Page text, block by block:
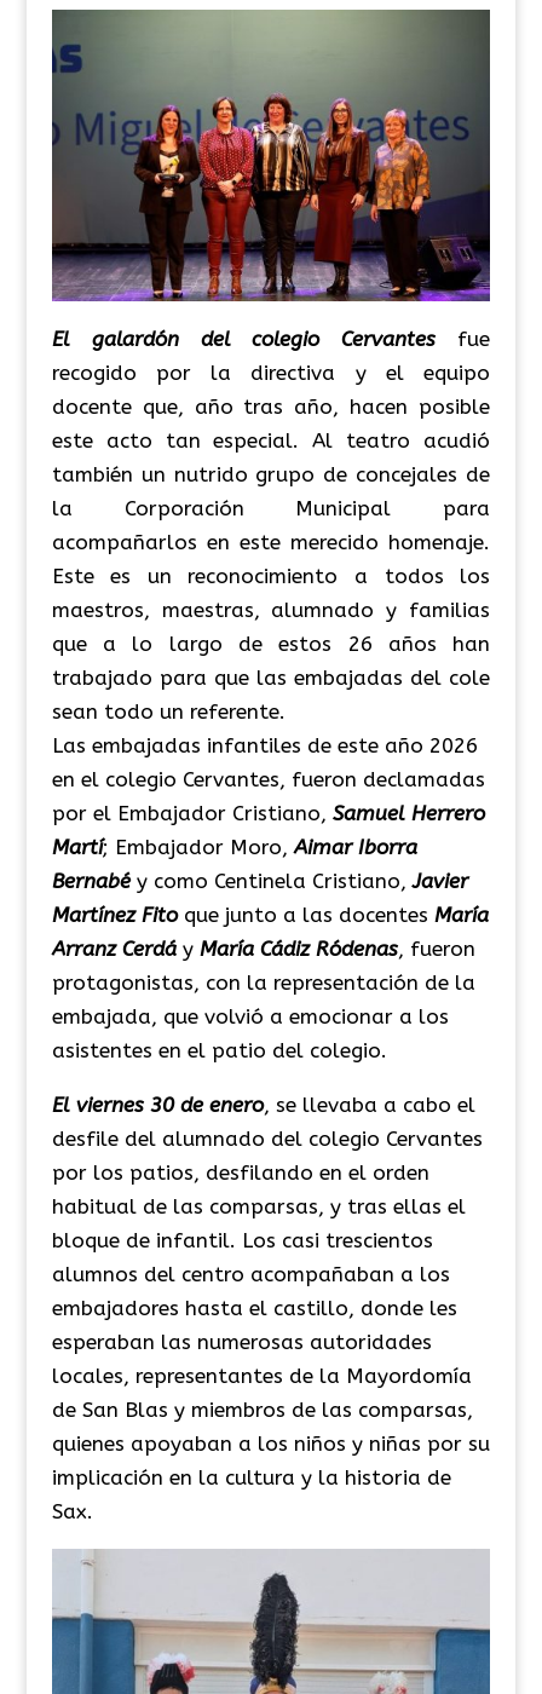
El galardón del colegio Cervantes fue
recogido por la directiva y el equipo
docente que, año tras año, hacen posible
este acto tan especial. Al teatro acudió
también un nutrido grupo de concejales de
la Corporación Municipal para
acompañarlos en este merecido homenaje.
Este es un reconocimiento a todos los
maestros, maestras, alumnado y familias
que a lo largo de estos 26 años han
trabajado para que las embajadas del cole
sean todo un referente.
Las embajadas infantiles de este año 2026
en el colegio Cervantes, fueron declamadas
por el Embajador Cristiano, Samuel Herrero
Martí; Embajador Moro,Aimar Iborra
Bernabéy como Centinela Cristiano,Javier
Martínez Fitoque junto a las docentes María
Arranz Cerdáy María Cádiz Ródenas, fueron
protagonistas, con la representación de la
embajada, que volvió a emocionar a los
asistentes en el patio del colegio.
El viernes 30 de enero, se llevaba a cabo el
desfile del alumnado del colegio Cervantes
por los patios, desfilando en el orden
habitual de las comparsas, y tras ellas el
bloque de infantil. Los casi trescientos
alumnos del centro acompañaban a los
embajadores hasta el castillo, donde les
esperaban las numerosas autoridades
locales, representantes de la Mayordomía
de San Blas y miembros de las comparsas,
quienes apoyaban a los niños y niñas por su
implicación en la cultura y la historia de
Sax.